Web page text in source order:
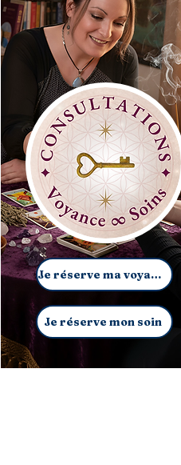
Je réserve ma voyance
Je réserve mon soin